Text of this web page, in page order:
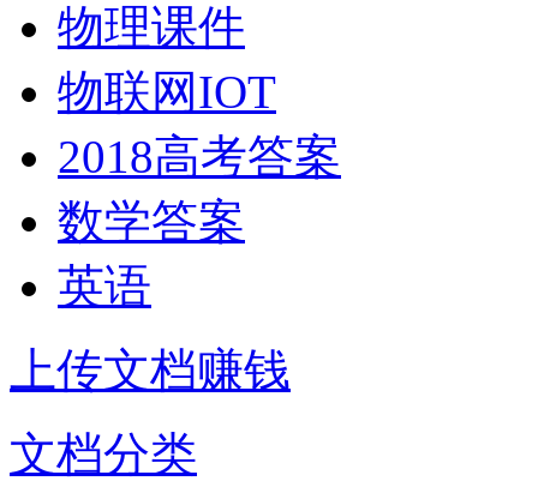
物理课件
物联网IOT
2018高考答案
数学答案
英语
上传文档赚钱
文档分类